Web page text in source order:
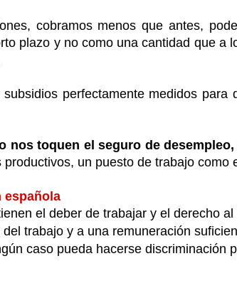
cobramos menos que antes,
plazo y no como una cantidad que a
perfectamente medidos
nos toquen el seguro de
productivos, un puesto de trabajo
española
el deber de trabajar y el derecho
del trabajo y a una remuneración
caso pueda hacerse discriminación